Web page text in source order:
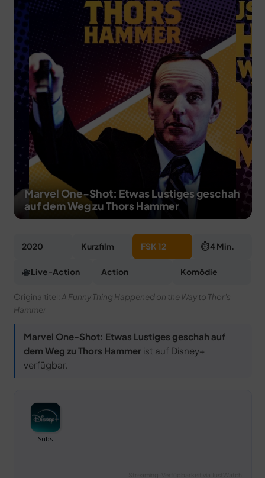
DEALS
MEIN HQ
Marvel One-Shot: Etwas Lustiges geschah
auf dem Weg zu Thors Hammer
2020 Kurzfilm FSK 12 ⏱ 4 Min.
Live-Action Action Komödie
Originaltitel: A Funny Thing Happened on the Way to Thor's
Hammer
Marvel One-Shot: Etwas Lustiges geschah auf
dem Weg zu Thors Hammerist auf Disney+
verfügbar.